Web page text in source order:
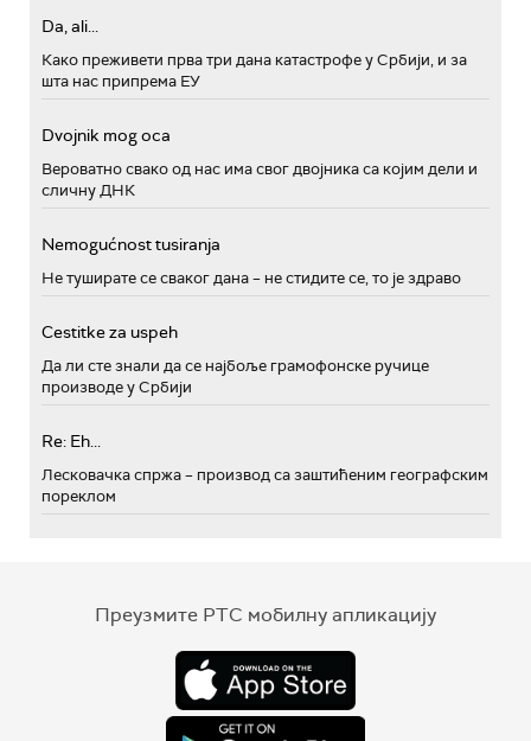
Da, ali...
Како преживети прва три дана катастрофе у Србији, и за
шта нас припрема ЕУ
Dvojnik mog oca
Вероватно свако од нас има свог двојника са којим дели и
сличну ДНК
Nemogućnost tusiranja
Не туширате се сваког дана – не стидите се, то је здраво
Cestitke za uspeh
Да ли сте знали да се најбоље грамофонске ручице
производе у Србији
Re: Eh...
Лесковачка спржа – производ са заштићеним географским
пореклом
Преузмите РТС мобилну апликацију